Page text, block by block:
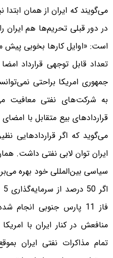
می‌گویند که ایران از همان ابتدا
در دور قبلی تحریم‌ها هم ایران
است: «اوایل کارها بخوبی پیش
تعداد قابل توجهی قرارداد
جمهوری امریکا براحتی
به شرکت‌های نفتی معافیت
می‌گوید که اگر قراردادهایی
ایران توان لابی نفتی داشت.
سیاسی بین‌المللی خود بهره
فاز 11 پارس جنوبی
منافعش در کنار ایران با
تمام مذاکرات نفتی ایران